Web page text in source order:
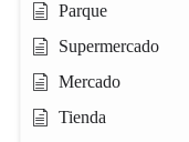
Parque
Supermercado
Mercado
Tienda